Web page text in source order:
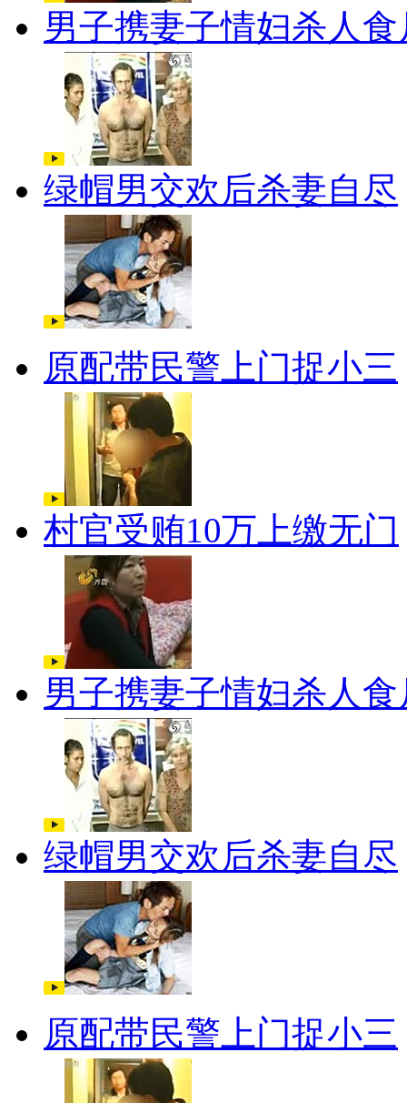
男子携妻子情妇杀人食
绿帽男交欢后杀妻自尽
原配带民警上门捉小三
村官受贿10万上缴无门
男子携妻子情妇杀人食
绿帽男交欢后杀妻自尽
原配带民警上门捉小三